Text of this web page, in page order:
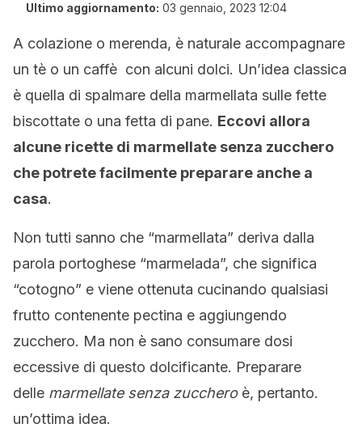
Ultimo aggiornamento: 03 gennaio, 2023 12:04
A colazione o merenda, è naturale accompagnare
un tè o un caffè con alcuni dolci. Un’idea classica
è quella di spalmare della marmellata sulle fette
biscottate o una fetta di pane. Eccovi allora
alcune ricette di marmellate senza zucchero
che potrete facilmente preparare anche a
casa.
Non tutti sanno che “marmellata” deriva dalla
parola portoghese “marmelada”, che significa
“cotogno” e viene ottenuta cucinando qualsiasi
frutto contenente pectina e aggiungendo
zucchero. Ma non è sano consumare dosi
eccessive di questo dolcificante. Preparare
delle marmellate senza zuccheroè, pertanto.
un’ottima idea.